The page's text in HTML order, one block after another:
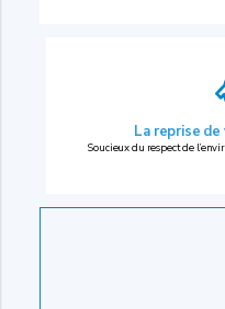
La reprise de
Soucieux du respect de